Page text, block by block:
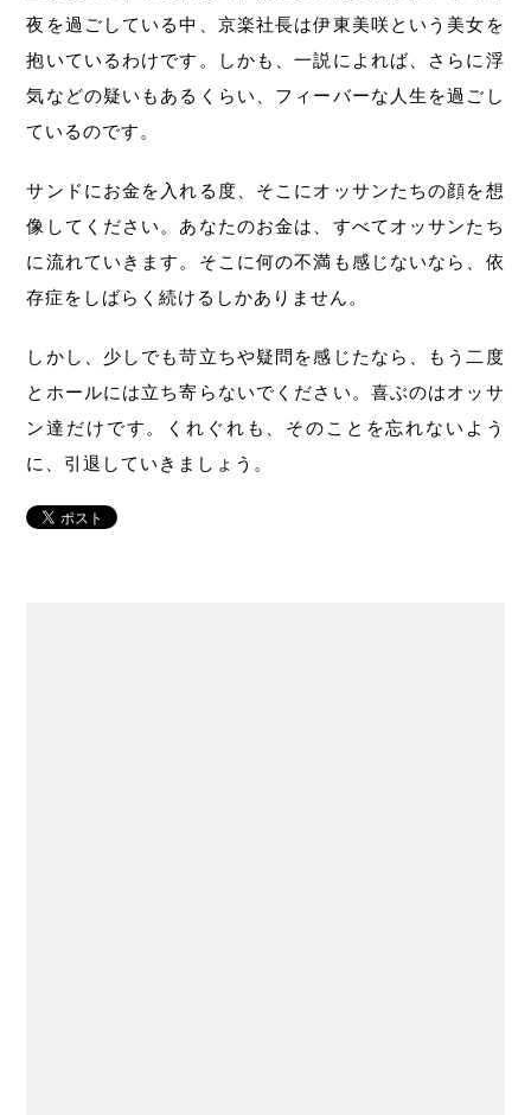
夜を過ごしている中、京楽社長は伊東美咲という美女を
抱いているわけです。しかも、一説によれば、さらに浮
気などの疑いもあるくらい、フィーバーな人生を過ごし
ているのです。
サンドにお金を入れる度、そこにオッサンたちの顔を想
像してください。あなたのお金は、すべてオッサンたち
に流れていきます。そこに何の不満も感じないなら、依
存症をしばらく続けるしかありません。
しかし、少しでも苛立ちや疑問を感じたなら、もう二度
とホールには立ち寄らないでください。喜ぶのはオッサ
ン達だけです。くれぐれも、そのことを忘れないよう
に、引退していきましょう。